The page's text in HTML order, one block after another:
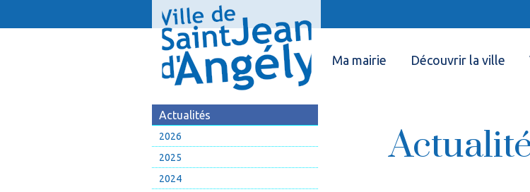
Ma mairie Découvrir la ville
Actualités
2026
2025
2024